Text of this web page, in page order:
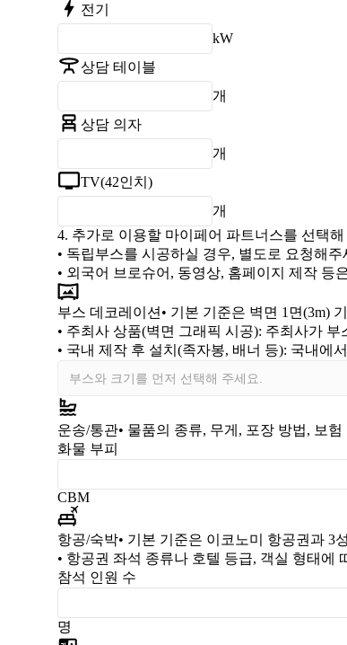
전기
kW
상담 테이블
개
상담 의자
개
TV(42인치)
개
4. 추가로 이용할 마이페어 파트너스를 선택해
• 독립부스를 시공하실 경우, 별도로 요청해주
• 외국어 브로슈어, 동영상, 홈페이지 제작
부스 데코레이션 • 기본 기준은 벽면 1면(3m)
• 주최사 상품(벽면 그래픽 시공): 주최사가 부
• 국내 제작 후 설치(족자봉, 배너 등): 국내에
운송/통관• 물품의 종류, 무게, 포장 방법, 보
화물 부피
CBM
항공/숙박• 기본 기준은 이코노미 항공권과 3
• 항공권 좌석 종류나 호텔 등급, 객실 형태에
참석 인원 수
명